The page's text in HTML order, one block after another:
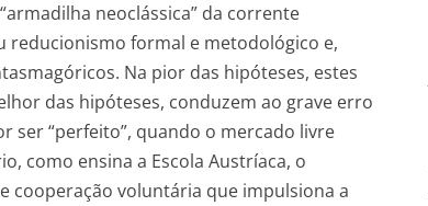
neoclássica” da corrente
reducionismo formal e metodológico e,
Na pior das hipóteses, estes
das hipóteses, conduzem ao grave erro
ser “perfeito”, quando o mercado livre
como ensina a Escola Austríaca, o
cooperação voluntária que impulsiona a